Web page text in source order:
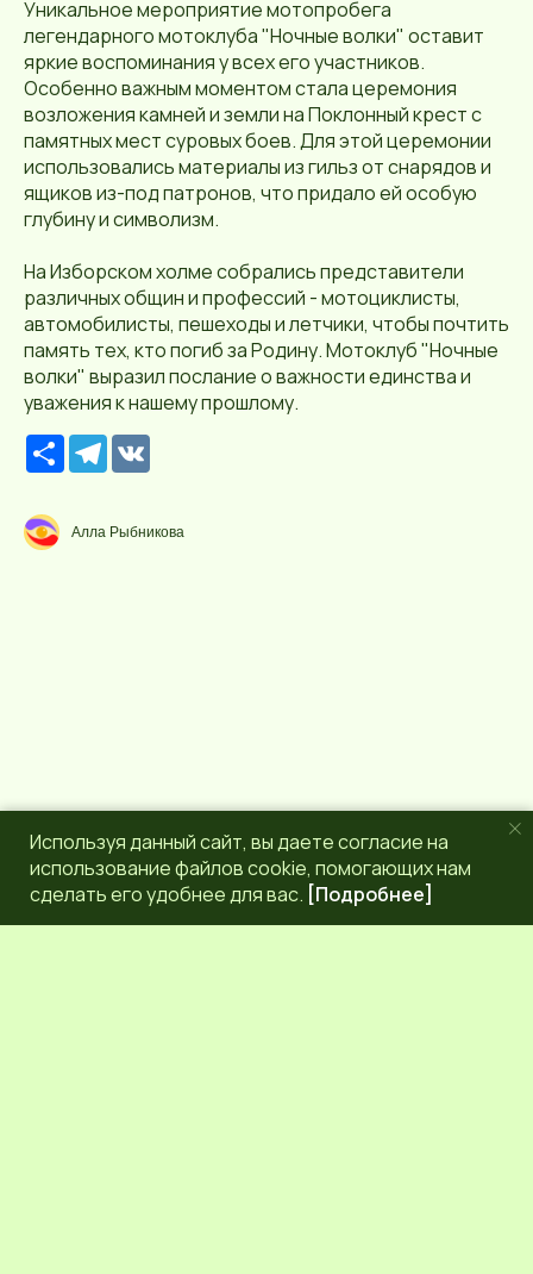
Уникальное мероприятие мотопробега
легендарного мотоклуба "Ночные волки" оставит
яркие воспоминания у всех его участников.
Особенно важным моментом стала церемония
возложения камней и земли на Поклонный крест с
памятных мест суровых боев. Для этой церемонии
использовались материалы из гильз от снарядов и
ящиков из-под патронов, что придало ей особую
глубину и символизм.
На Изборском холме собрались представители
различных общин и профессий - мотоциклисты,
автомобилисты, пешеходы и летчики, чтобы почтить
память тех, кто погиб за Родину. Мотоклуб "Ночные
волки" выразил послание о важности единства и
уважения к нашему прошлому.
Р
е
р
с
T
e
g
r
Алла Рыбникова
Используя данный сайт, вы даете согласие на
использование файлов cookie, помогающих нам
сделать его удобнее для вас. [Подробнее]